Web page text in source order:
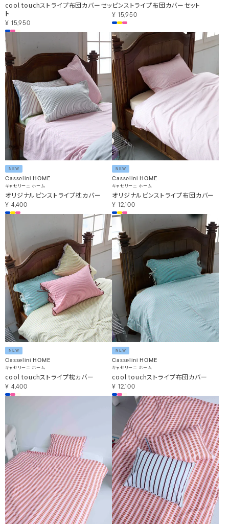
cool touchストライプ布団カバーセッ
ト
¥ 15,950
ピンストライプ布団カバーセット
¥ 15,950
NEW
Casselini HOME
キャセリーニ ホーム
オリジナルピンストライプ枕カバー
¥ 4,400
NEW
Casselini HOME
キャセリーニ ホーム
オリジナルピンストライプ布団カバー
¥ 12,100
NEW
Casselini HOME
キャセリーニ ホーム
cool touchストライプ枕カバー
¥ 4,400
NEW
Casselini HOME
キャセリーニ ホーム
cool touchストライプ布団カバー
¥ 12,100